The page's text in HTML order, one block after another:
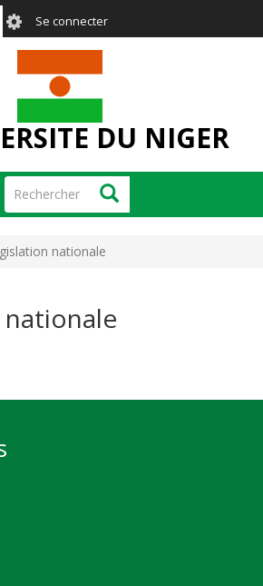
User
account
menu
Se connecter
DU NIGER
Rechercher Rechercher
nationale